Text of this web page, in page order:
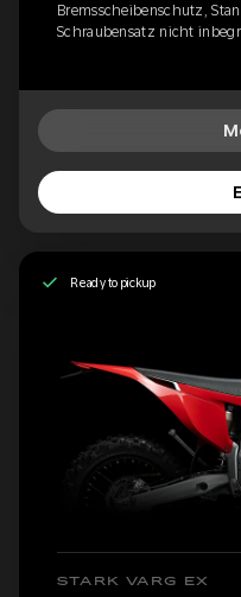
Bremsscheibenschutz,
Schraubensatz nicht
Ready to pickup
STARK VARG EX